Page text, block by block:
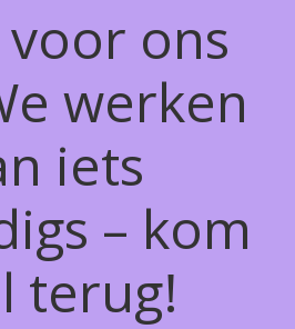
ons
werken
iets
– kom
terug!